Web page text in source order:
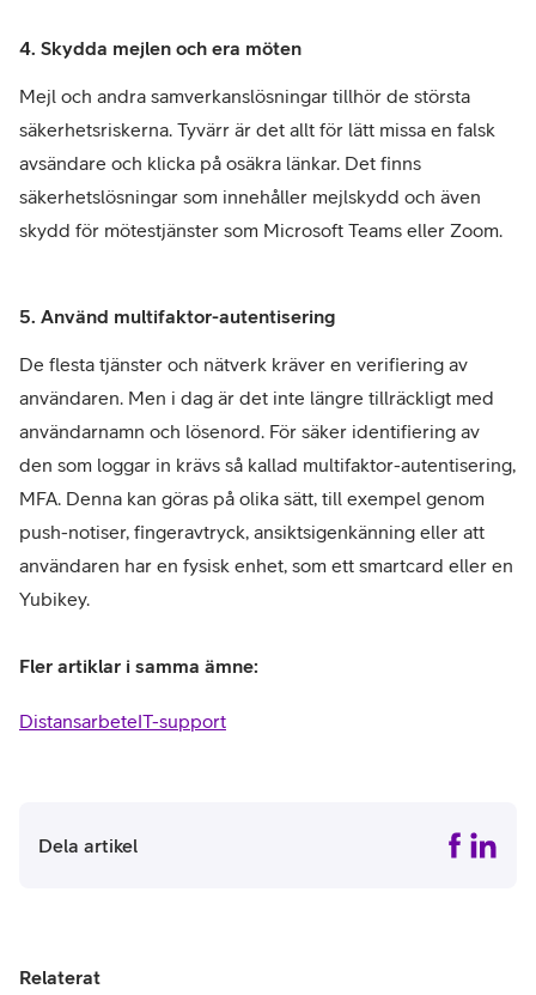
4. Skydda mejlen och era möten
Mejl och andra samverkanslösningar tillhör de största
säkerhetsriskerna. Tyvärr är det allt för lätt missa en falsk
avsändare och klicka på osäkra länkar. Det finns
säkerhetslösningar som innehåller mejlskydd och även
skydd för mötestjänster som Microsoft Teams eller Zoom.
5. Använd multifaktor-autentisering
De flesta tjänster och nätverk kräver en verifiering av
användaren. Men i dag är det inte längre tillräckligt med
användarnamn och lösenord. För säker identifiering av
den som loggar in krävs så kallad multifaktor-autentisering,
MFA. Denna kan göras på olika sätt, till exempel genom
push-notiser, fingeravtryck, ansiktsigenkänning eller att
användaren har en fysisk enhet, som ett smartcard eller en
Yubikey.
Fler artiklar i samma ämne:
DistansarbeteIT-support
Dela artikel
Relaterat